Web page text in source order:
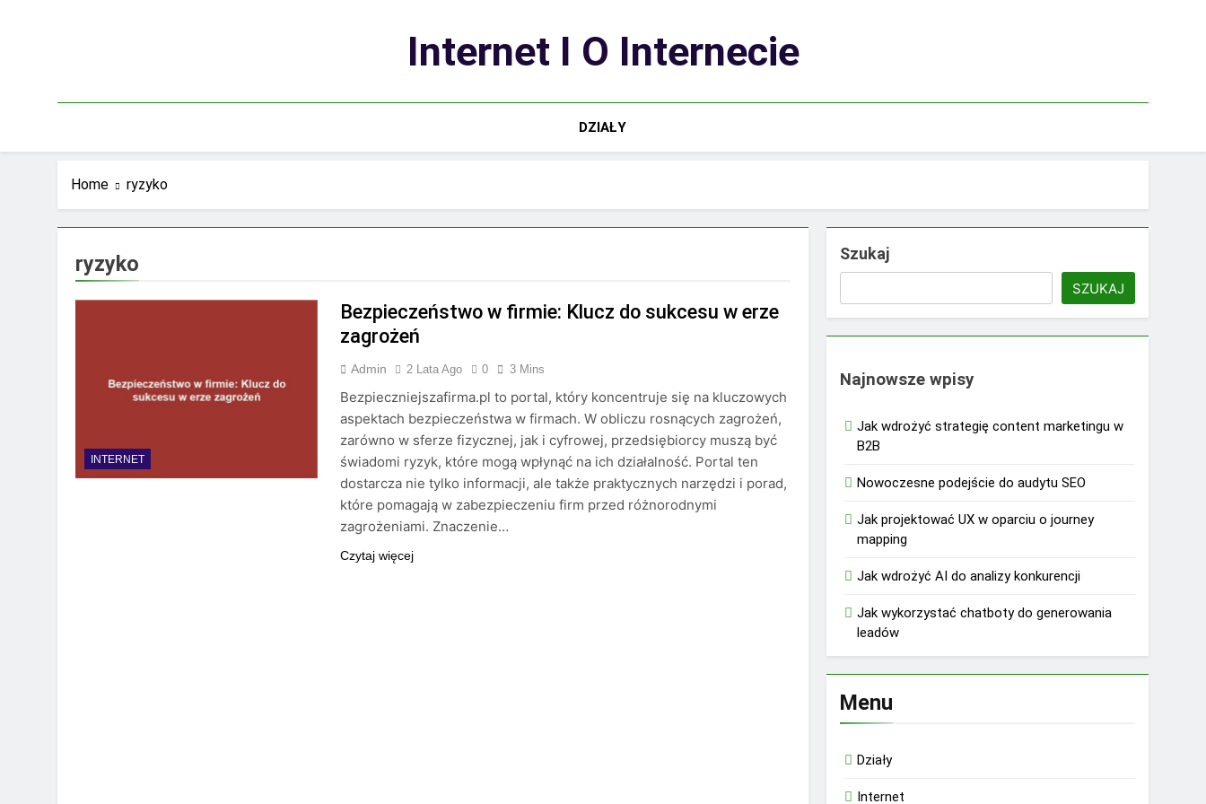
Internet I O Internecie
DZIAŁY
Home ryzyko
ryzyko
INTERNET
Bezpieczeństwo w firmie: Klucz do sukcesu w erze
zagrożeń
Admin 2 Lata Ago 0 3 Mins
Bezpieczniejszafirma.pl to portal, który koncentruje się na kluczowych
aspektach bezpieczeństwa w firmach. W obliczu rosnących zagrożeń,
zarówno w sferze fizycznej, jak i cyfrowej, przedsiębiorcy muszą być
świadomi ryzyk, które mogą wpłynąć na ich działalność. Portal ten
dostarcza nie tylko informacji, ale także praktycznych narzędzi i porad,
które pomagają w zabezpieczeniu firm przed różnorodnymi
zagrożeniami. Znaczenie…
Czytaj więcej
Szukaj
SZUKAJ
Najnowsze wpisy
Jak wdrożyć strategię content marketingu w
B2B
Nowoczesne podejście do audytu SEO
Jak projektować UX w oparciu o journey
mapping
Jak wdrożyć AI do analizy konkurencji
Jak wykorzystać chatboty do generowania
leadów
Menu
Działy
Internet